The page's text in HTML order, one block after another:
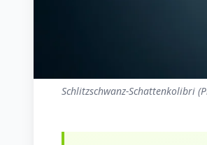
Schlitzschwanz-Schattenkolibri